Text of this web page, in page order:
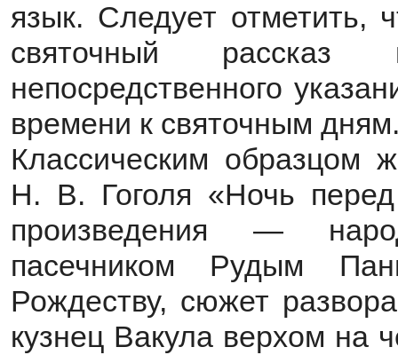
язык. Следует отметить,
святочный
непосредственного
времени к святочным
Классическим образцом
Н. В. Гоголя «Ночь
произведения —
пасечником Рудым
Рождеству, сюжет
кузнец Вакула верхом на